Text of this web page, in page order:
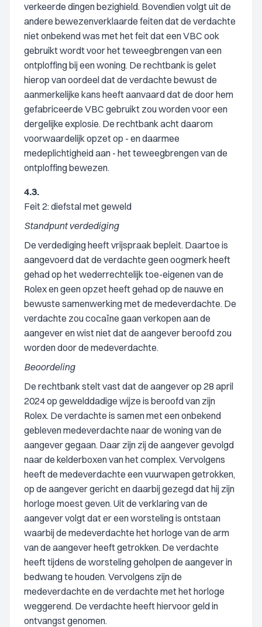
verkeerde dingen bezighield. Bovendien volgt uit de
andere bewezenverklaarde feiten dat de verdachte
niet onbekend was met het feit dat een VBC ook
gebruikt wordt voor het teweegbrengen van een
ontploffing bij een woning. De rechtbank is gelet
hierop van oordeel dat de verdachte bewust de
aanmerkelijke kans heeft aanvaard dat de door hem
gefabriceerde VBC gebruikt zou worden voor een
dergelijke explosie. De rechtbank acht daarom
voorwaardelijk opzet op - en daarmee
medeplichtigheid aan - het teweegbrengen van de
ontploffing bewezen.
4.3.
Feit 2: diefstal met geweld
Standpunt verdediging
De verdediging heeft vrijspraak bepleit. Daartoe is
aangevoerd dat de verdachte geen oogmerk heeft
gehad op het wederrechtelijk toe-eigenen van de
Rolex en geen opzet heeft gehad op de nauwe en
bewuste samenwerking met de medeverdachte. De
verdachte zou cocaïne gaan verkopen aan de
aangever en wist niet dat de aangever beroofd zou
worden door de medeverdachte.
Beoordeling
De rechtbank stelt vast dat de aangever op 28 april
2024 op gewelddadige wijze is beroofd van zijn
Rolex. De verdachte is samen met een onbekend
gebleven medeverdachte naar de woning van de
aangever gegaan. Daar zijn zij de aangever gevolgd
naar de kelderboxen van het complex. Vervolgens
heeft de medeverdachte een vuurwapen getrokken,
op de aangever gericht en daarbij gezegd dat hij zijn
horloge moest geven. Uit de verklaring van de
aangever volgt dat er een worsteling is ontstaan
waarbij de medeverdachte het horloge van de arm
van de aangever heeft getrokken. De verdachte
heeft tijdens de worsteling geholpen de aangever in
bedwang te houden. Vervolgens zijn de
medeverdachte en de verdachte met het horloge
weggerend. De verdachte heeft hiervoor geld in
ontvangst genomen.